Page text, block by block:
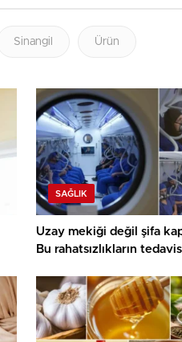
Sinangil Ürün
SAĞLIK
Uzay mekiği değil şifa
Bu rahatsızlıkların